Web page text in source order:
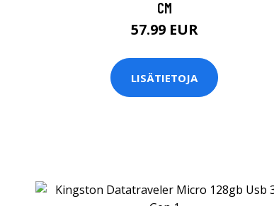
CM
57.99 EUR
LISÄTIETOJA